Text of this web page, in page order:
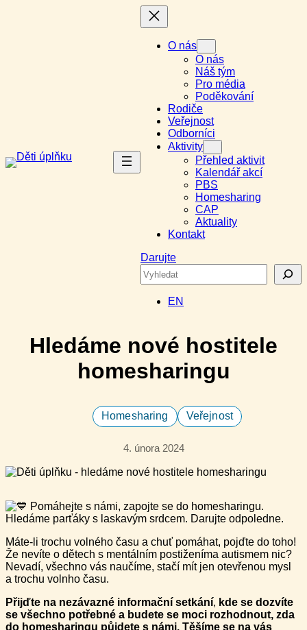
O nás
O nás
Náš tým
Pro média
Poděkování
Rodiče
Veřejnost
Odborníci
Aktivity
Přehled aktivit
Kalendář akcí
PBS
Homesharing
CAP
Aktuality
Kontakt
Darujte
Search
EN
Hledáme nové hostitele
homesharingu
Homesharing Veřejnost
4. února 2024
Pomáhejte s námi, zapojte se do homesharingu.
Hledáme parťáky s laskavým srdcem. Darujte odpoledne.
Máte-li trochu volného času a chuť pomáhat, pojďte do toho!
Že nevíte o dětech s mentálním postiženíma autismem nic?
Nevadí, všechno vás naučíme, stačí mít jen otevřenou mysl
a trochu volnho času.
Přijďte na nezávazné informační setkání, kde se dozvíte
se všechno potřebné a budete se moci rozhodnout, zda
do homesharingu půjdete s námi. Těšíme se na vás